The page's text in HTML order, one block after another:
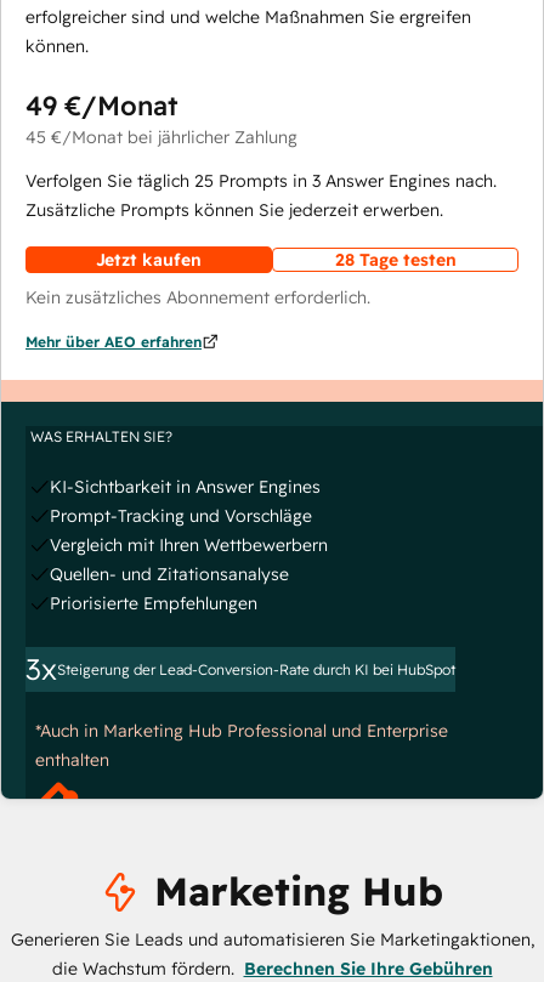
erfolgreicher sind und welche Maßnahmen Sie ergreifen
können.
49 €/Monat
45 €/Monat bei jährlicher Zahlung
Verfolgen Sie täglich 25 Prompts in 3 Answer Engines nach.
Zusätzliche Prompts können Sie jederzeit erwerben.
Jetzt kaufen
28 Tage testen
Kein zusätzliches Abonnement erforderlich.
Mehr über AEO erfahren
WAS ERHALTEN SIE?
KI-Sichtbarkeit in Answer Engines
Prompt-Tracking und Vorschläge
Vergleich mit Ihren Wettbewerbern
Quellen- und Zitationsanalyse
Priorisierte Empfehlungen
3xSteigerung der Lead-Conversion-Rate durch KI bei HubSpot
*Auch in Marketing Hub Professional und Enterprise
enthalten
Marketing Hub
Generieren Sie Leads und automatisieren Sie Marketingaktionen,
die Wachstum fördern. Berechnen Sie Ihre Gebühren